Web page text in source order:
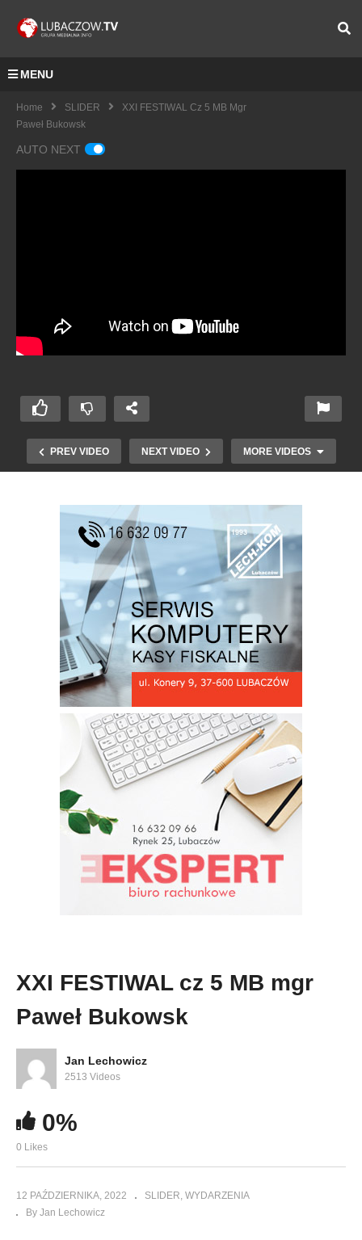
MENU
Home SLIDER
XXI FESTIWAL Cz 5 MB Mgr
Paweł Bukowsk
AUTO NEXT
PREV VIDEO NEXT VIDEO MORE VIDEOS
XXI FESTIWAL cz 3 MBP Ryszard Jan
Czarnowski
XXI FESTIWAL cz 5 MB mgr
Paweł Bukowsk
Jan Lechowicz
2513 Videos
0%
0 Likes
12 PAŹDZIERNIKA, 2022 SLIDER WYDARZENIA
By Jan Lechowicz